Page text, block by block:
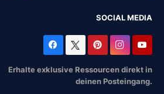
SOCIAL MEDIA
Erhalte exklusive Ressourcen direkt in
deinen Posteingang.